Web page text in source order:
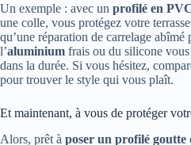
Un exemple : avec un profilé en
une colle, vous protégez votre
qu’une réparation de carrelage abîmé
l’aluminium frais ou du silicone
dans la durée. Si vous hésitez,
pour trouver le style qui vous plaît.
Et maintenant, à vous de protéger
Alors, prêt à poser un profilé goutte